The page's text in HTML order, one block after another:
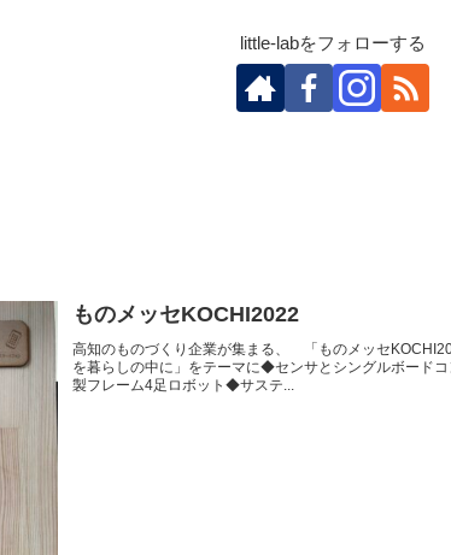
little-labをフォローする
ものメッセKOCHI2022
高知のものづくり企業が集まる、 「ものメッセ
を暮らしの中に」をテーマに◆センサとシングルボード
製フレーム4足ロボット◆サステ...